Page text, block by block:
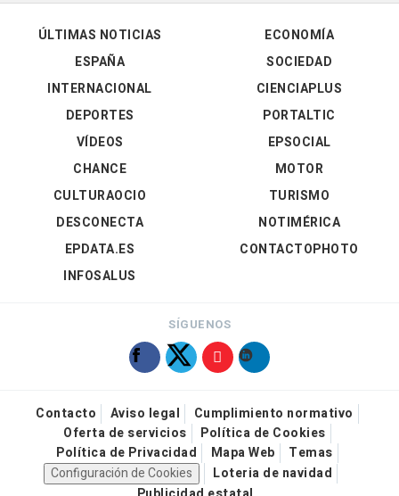
ÚLTIMAS NOTICIAS
ESPAÑA
INTERNACIONAL
DEPORTES
VÍDEOS
ECONOMÍA
SOCIEDAD
CIENCIAPLUS
PORTALTIC
EPSOCIAL
CHANCE
CULTURAOCIO
DESCONECTA
EPDATA.ES
INFOSALUS
MOTOR
TURISMO
NOTIMÉRICA
CONTACTOPHOTO
SÍGUENOS
Contacto Aviso legal
Cumplimiento normativo
Oferta de servicios
Política de Cookies
Política de Privacidad
Mapa Web
Temas
Configuración de Cookies
Loteria de navidad